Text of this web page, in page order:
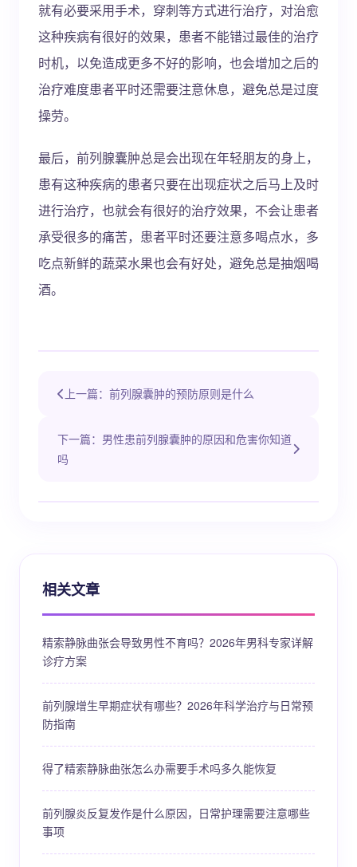
就有必要采用手术，穿刺等方式进行治疗，对治愈
这种疾病有很好的效果，患者不能错过最佳的治疗
时机，以免造成更多不好的影响，也会增加之后的
治疗难度患者平时还需要注意休息，避免总是过度
操劳。
最后，前列腺囊肿总是会出现在年轻朋友的身上，
患有这种疾病的患者只要在出现症状之后马上及时
进行治疗，也就会有很好的治疗效果，不会让患者
承受很多的痛苦，患者平时还要注意多喝点水，多
吃点新鲜的蔬菜水果也会有好处，避免总是抽烟喝
酒。
上一篇：前列腺囊肿的预防原则是什么
下一篇：男性患前列腺囊肿的原因和危害你知道
吗
相关文章
精索静脉曲张会导致男性不育吗？2026年男科专家详解
诊疗方案
前列腺增生早期症状有哪些？2026年科学治疗与日常预
防指南
得了精索静脉曲张怎么办需要手术吗多久能恢复
前列腺炎反复发作是什么原因，日常护理需要注意哪些
事项